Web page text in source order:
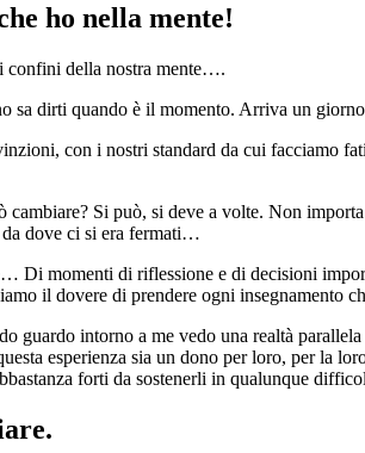
ho nella mente!
confini della nostra mente….
sa dirti quando è il momento. Arriva un
con i nostri standard da cui facciamo
Si può, si deve a volte. Non
dove ci si era fermati…
Di momenti di riflessione e di decisioni
il dovere di prendere ogni insegnamento
guardo intorno a me vedo una realtà
esperienza sia un dono per loro, per la
forti da sostenerli in qualunque